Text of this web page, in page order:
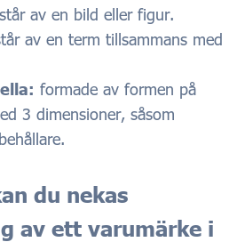
av en bild eller figur.
av en term tillsammans med
formade av formen på
3 dimensioner, såsom
du nekas
av ett varumärke i